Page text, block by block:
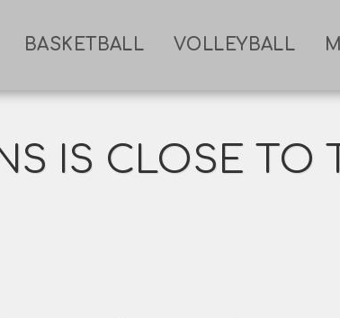
BASKETBALL VOLLEYBALL
IS CLOSE TO